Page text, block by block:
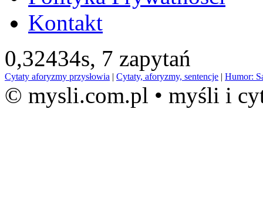
Kontakt
0,32434s, 7 zapytań
Cytaty aforyzmy przysłowia | Cytaty, aforyzmy, sentencje | Humor:
© mysli.com.pl • myśli i